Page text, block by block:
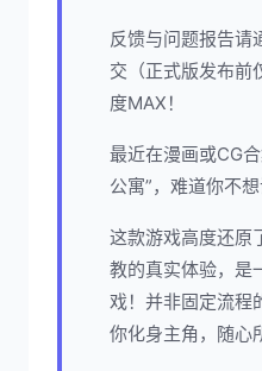
反馈与问题报告
交（正式版发布前
度MAX！
最近在漫画或CG
公寓”，难道你不
这款游戏高度还原
教的真实体验，是
戏！并非固定流程
你化身主角，随心